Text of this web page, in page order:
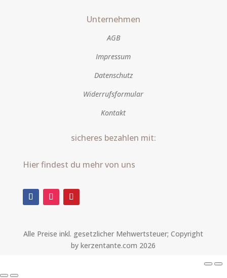
Unternehmen
AGB
Impressum
Datenschutz
Widerrufsformular
Kontakt
sicheres bezahlen mit:
Hier findest du mehr von uns
Alle Preise inkl. gesetzlicher Mehwertsteuer; Copyright
by kerzentante.com 2026